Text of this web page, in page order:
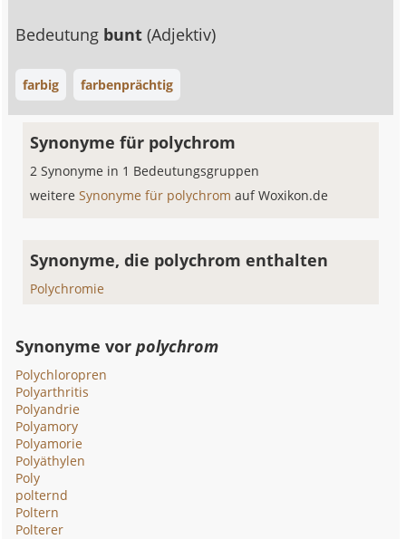
Bedeutung bunt(Adjektiv)
farbig farbenprächtig
Synonyme für polychrom
2 Synonyme in 1 Bedeutungsgruppen
weitereSynonyme für polychromauf Woxikon.de
Synonyme, die polychrom enthalten
Polychromie
Synonyme vorpolychrom
Polychloropren
Polyarthritis
Polyandrie
Polyamory
Polyamorie
Polyäthylen
Poly
polternd
Poltern
Polterer